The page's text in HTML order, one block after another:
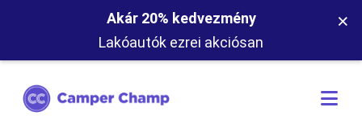
Akár 20% kedvezmény
Lakóautók ezrei akciósan
×